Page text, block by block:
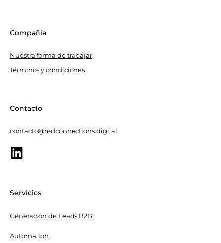
Compañía
Nuestra forma de trabajar
Términos y condiciones
Servicios
Generación de Leads B2B
Automation
Contacto
contacto@redconnections.digital